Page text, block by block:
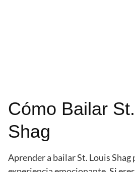
Cómo Bailar
Shag
Aprender a bailar St. Louis Shag